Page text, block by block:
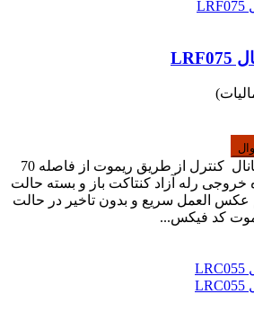
خرید کنترل ریموتی 16 کانال کنترل از طریق ریموت از فاصله 70
رله آزاد کنتاکت باز و بسته حالت
العمل سریع و بدون تاخیر در حالت